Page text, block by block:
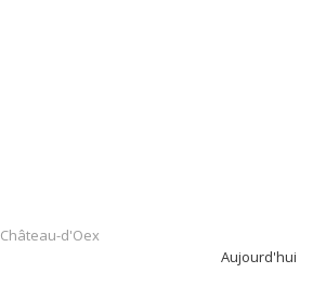
Château-d'Oex
Aujourd'hui